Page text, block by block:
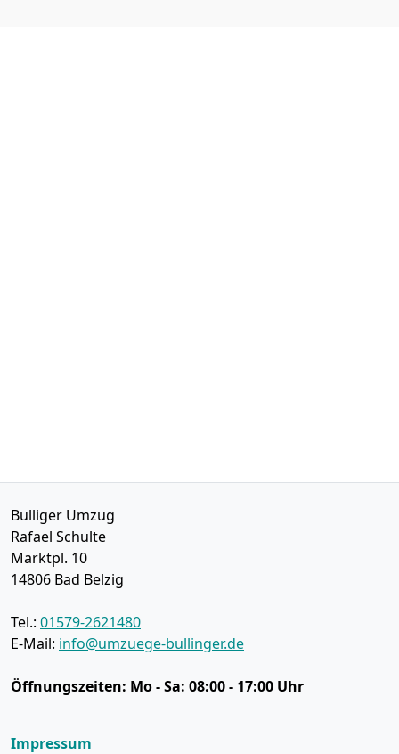
Bulliger Umzug
Rafael Schulte
Marktpl. 10
14806 Bad Belzig
Tel.: 01579-2621480
E-Mail: info@umzuege-bullinger.de
Öffnungszeiten: Mo - Sa: 08:00 - 17:00 Uhr
Impressum